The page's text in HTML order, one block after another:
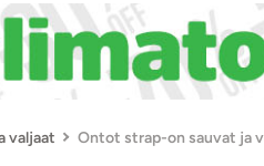
valjaat Ontot strap-on sauvat ja